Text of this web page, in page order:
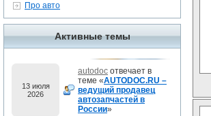
Про авто
Активные темы
13 июля
2026
autodoc отвечает в
теме «AUTODOC.RU –
ведущий продавец
автозапчастей в
России»